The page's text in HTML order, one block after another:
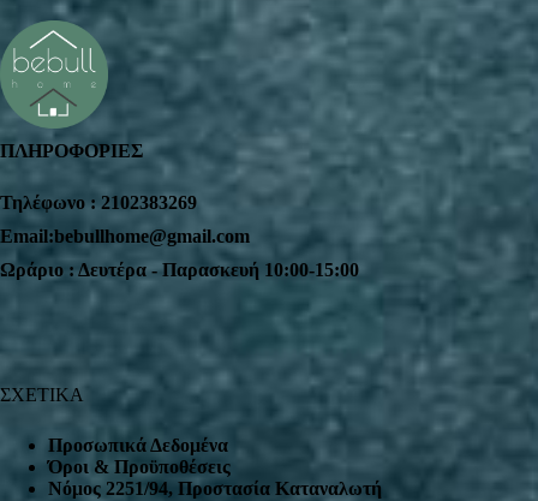
ΠΛΗΡΟΦΟΡΙΕΣ
Τηλέφωνο : 2102383269
Email:bebullhome@gmail.com
Ωράριο : Δευτέρα - Παρασκευή 10:00-15:00
ΣΧΕΤΙΚΑ
Προσωπικά Δεδομένα
Όροι & Προϋποθέσεις
Nόμος 2251/94, Προστασία Καταναλωτή